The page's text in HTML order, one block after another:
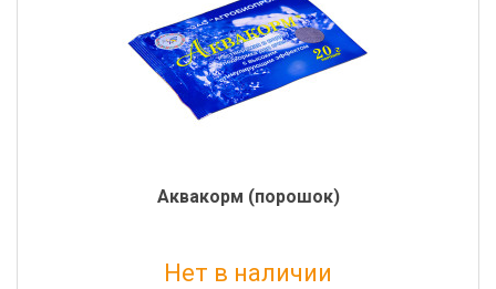
Аквакорм (порошок)
Нет в наличии